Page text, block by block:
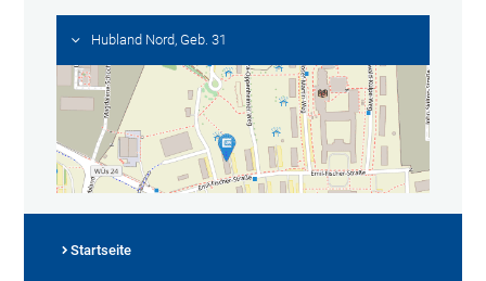
Hubland Nord, Geb. 31
Startseite